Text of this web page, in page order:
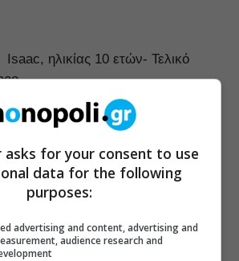
ηλικίας 10 ετών- Τελικό
asks for your consent to use
data for the following
purposes:
advertising and content, advertising and
audience research and